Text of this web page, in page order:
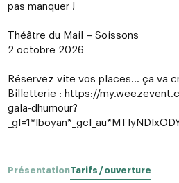
pas manquer !
Théâtre du Mail – Soissons
2 octobre 2026
Réservez vite vos places… ça va
Billetterie : https://
gala-dhumour?
PrésentationTarifs / ouverture